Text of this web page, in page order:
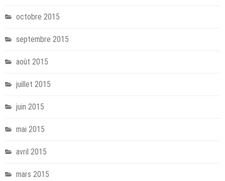
octobre 2015
septembre 2015
août 2015
juillet 2015
juin 2015
mai 2015
avril 2015
mars 2015